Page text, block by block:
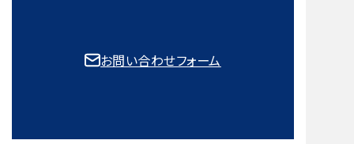
お問い合わせフォーム